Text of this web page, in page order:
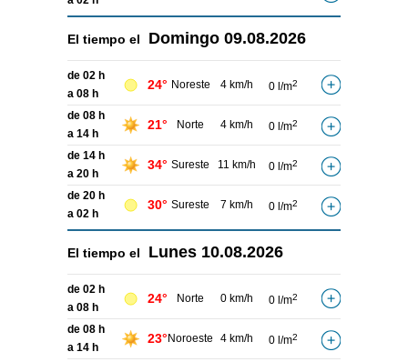
El tiempo el Domingo 09.08.2026
de 02 h
a 08 h
24° Noreste 4 km/h 0 l/m2
de 08 h
a 14 h
21° Norte 4 km/h 0 l/m2
de 14 h
a 20 h
34° Sureste 11 km/h 0 l/m2
de 20 h
a 02 h
30° Sureste 7 km/h 0 l/m2
El tiempo el Lunes 10.08.2026
de 02 h
a 08 h
24° Norte 0 km/h 0 l/m2
de 08 h
a 14 h
23° Noroeste 4 km/h 0 l/m2